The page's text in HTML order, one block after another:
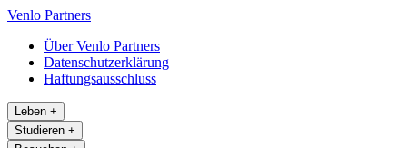
Venlo Partners
Über Venlo Partners
Datenschutzerklärung
Haftungsausschluss
Leben +
Studieren +